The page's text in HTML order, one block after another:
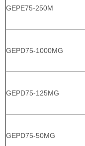
GEPE75-250M
GEPD75-1000MG
GEPD75-125MG
GEPD75-50MG